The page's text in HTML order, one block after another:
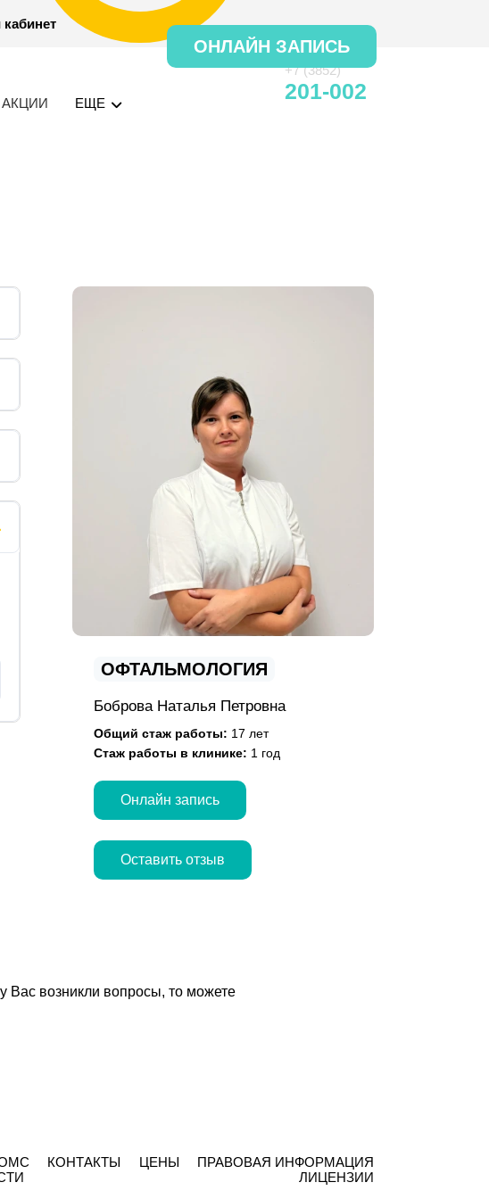
АКЦИИ ЕЩЕ
+7 (3852)
201-002
ОНЛАЙН ЗАПИСЬ
ОФТАЛЬМОЛОГИЯ
Боброва Наталья Петровна
Общий стаж работы: 17 лет
Стаж работы в клинике: 1 год
Онлайн запись
Оставить отзыв
Вас возникли вопросы, то можете
КОНТАКТЫ ЦЕНЫ
ПРАВОВАЯ ИНФОРМАЦИЯ
ЛИЦЕНЗИИ